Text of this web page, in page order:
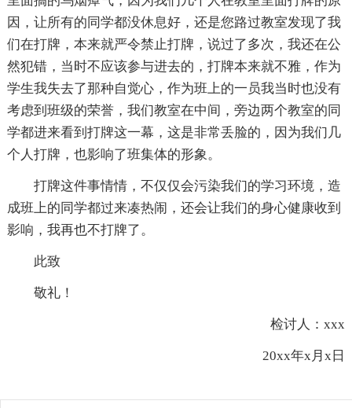
因，让所有的同学都没休息好，还是您路过教室发现了我
们在打牌，本来就严令禁止打牌，说过了多次，我还在公
然犯错，当时不应该参与进去的，打牌本来就不雅，作为
学生我失去了那种自觉心，作为班上的一员我当时也没有
考虑到班级的荣誉，我们教室在中间，旁边两个教室的同
学都进来看到打牌这一幕，这是非常丢脸的，因为我们几
个人打牌，也影响了班集体的形象。
打牌这件事情情，不仅仅会污染我们的学习环境，造
成班上的同学都过来凑热闹，还会让我们的身心健康收到
影响，我再也不打牌了。
此致
敬礼！
检讨人：xxx
20xx年x月x日